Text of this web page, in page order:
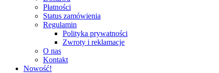
Płatności
Status zamówienia
Regulamin
Polityka prywatności
Zwroty i reklamacje
O nas
Kontakt
Nowość!